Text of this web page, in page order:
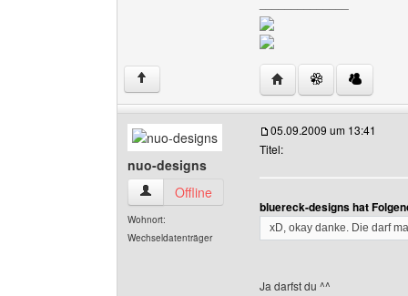
↑ Website dieses
nuo-designs
nuo-designs Benutzer-Profile anzeigen
Offline
Wohnort:
Wechseldatenträger
05.09.2009 um 13:41
Titel:
bluereck-designs hat
xD, okay danke. Die darf
Ja darfst du ^^